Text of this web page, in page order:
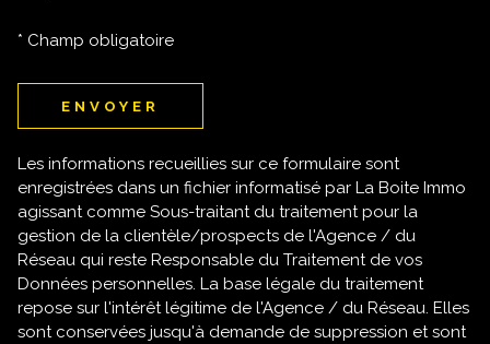
* Champ obligatoire
ENVOYER
Les informations recueillies sur ce formulaire sont
enregistrées dans un fichier informatisé par La Boite Immo
agissant comme Sous-traitant du traitement pour la
gestion de la clientèle/prospects de l'Agence / du
Réseau qui reste Responsable du Traitement de vos
Données personnelles. La base légale du traitement
repose sur l'intérêt légitime de l'Agence / du Réseau. Elles
sont conservées jusqu'à demande de suppression et sont